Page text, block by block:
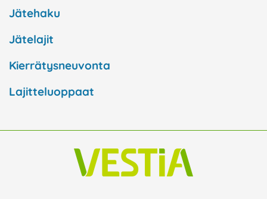
Jätehaku
Jätelajit
Kierrätysneuvonta
Lajitteluoppaat